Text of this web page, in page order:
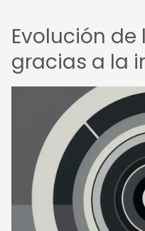
Evolución
gracias a la